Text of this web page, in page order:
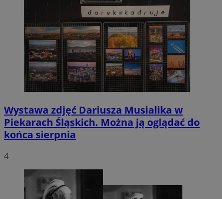
Wystawa zdjęć Dariusza Musialika w
Piekarach Śląskich. Można ją oglądać do
końca sierpnia
4